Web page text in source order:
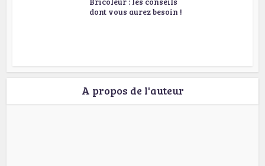
dont vous aurez besoin !
A propos de l'auteur